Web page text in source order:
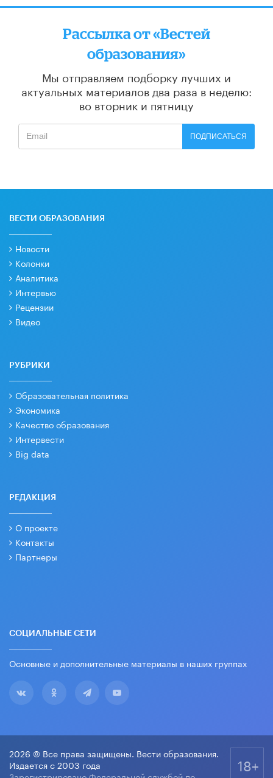
Рассылка от «Вестей
образования»
Мы отправляем подборку лучших и
актуальных материалов два раза в неделю:
во вторник и пятницу
ПОДПИСАТЬСЯ
ВЕСТИ ОБРАЗОВАНИЯ
Новости
Колонки
Аналитика
Интервью
Рецензии
Видео
РУБРИКИ
Образовательная политика
Экономика
Качество образования
Интервести
Big data
РЕДАКЦИЯ
О проекте
Контакты
Партнеры
СОЦИАЛЬНЫЕ СЕТИ
Основные и дополнительные материалы в наших группах
2026 © Все права защищены. Вести образования.
Издается с 2003 года
18+